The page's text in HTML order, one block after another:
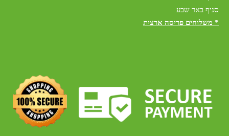
סניף באר שבע
* משלוחים פריסה ארצית